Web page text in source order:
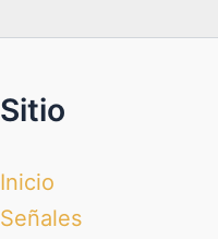
Sitio
Inicio
Señales